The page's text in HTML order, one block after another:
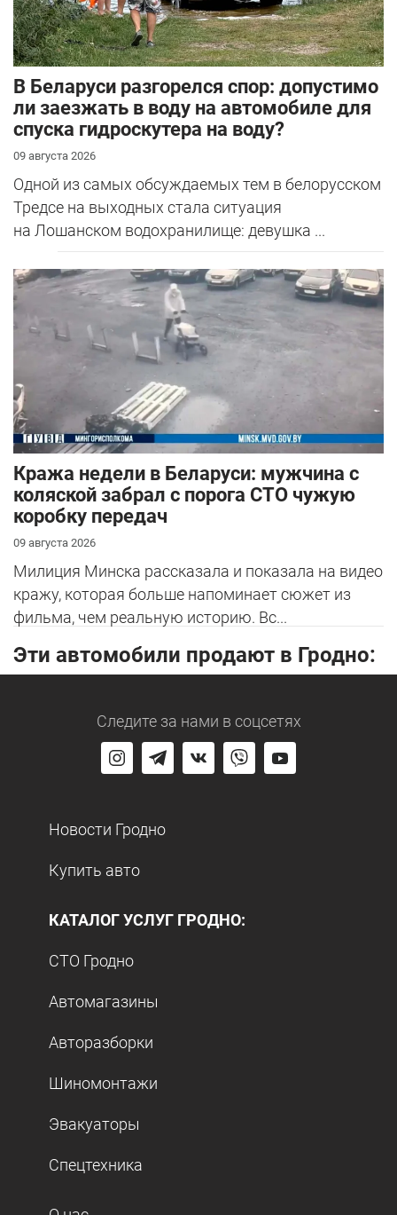
В Беларуси разгорелся спор: допустимо
ли заезжать в воду на автомобиле для
спуска гидроскутера на воду?
09 августа 2026
Одной из самых обсуждаемых тем в белорусском
Тредсе на выходных стала ситуация
на Лошанском водохранилище: девушка ...
Кража недели в Беларуси: мужчина с
коляской забрал с порога СТО чужую
коробку передач
09 августа 2026
Милиция Минска рассказала и показала на видео
кражу, которая больше напоминает сюжет из
фильма, чем реальную историю. Вс...
Эти автомобили продают в Гродно:
Следите за нами в соцсетях
Новости Гродно
Купить авто
КАТАЛОГ УСЛУГ ГРОДНО:
СТО Гродно
Автомагазины
Авторазборки
Шиномонтажи
Эвакуаторы
Спецтехника